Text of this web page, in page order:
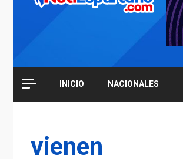
INICIO NACIONALES
vienen